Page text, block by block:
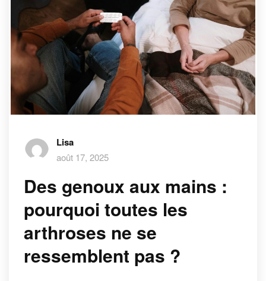
Lisa
août 17, 2025
Des genoux aux mains :
pourquoi toutes les
arthroses ne se
ressemblent pas ?